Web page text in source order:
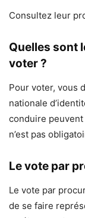
Consultez leur
Quelles sont
voter ?
Pour voter, vous
nationale
conduire
n’est pas
Le vote par
Le vote par
de se faire